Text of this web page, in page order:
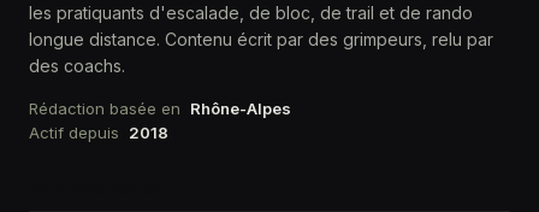
les pratiquants d'escalade, de bloc, de trail et de rando
longue distance. Contenu écrit par des grimpeurs, relu par
des coachs.
Rédaction basée en
Rhône-Alpes
Actif depuis
2018